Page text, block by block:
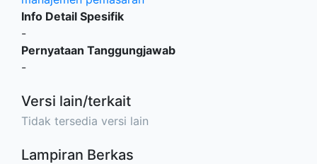
Info Detail Spesifik
-
Pernyataan Tanggungjawab
-
Versi lain/terkait
Tidak tersedia versi lain
Lampiran Berkas